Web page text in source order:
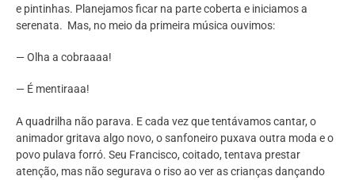
e pintinhas. Planejamos ficar na parte coberta e iniciamos a
serenata. Mas, no meio da primeira música ouvimos:
— Olha a cobraaaa!
— É mentiraaa!
A quadrilha não parava. E cada vez que tentávamos cantar, o
animador gritava algo novo, o sanfoneiro puxava outra moda e o
povo pulava forró. Seu Francisco, coitado, tentava prestar
atenção, mas não segurava o riso ao ver as crianças dançando